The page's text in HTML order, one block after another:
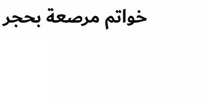
خواتم مرصعة بحجر